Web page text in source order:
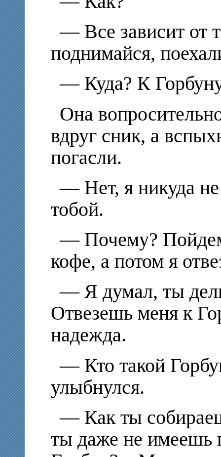
— Все зависит от
поднимайся,
— Куда? К
Она
вдруг сник, а
погасли.
— Нет, я никуда
тобой.
— Почему?
кофе, а потом я
— Я думал, ты
Отвезешь меня к
надежда.
— Кто такой
улыбнулся.
— Как ты
ты даже не имеешь